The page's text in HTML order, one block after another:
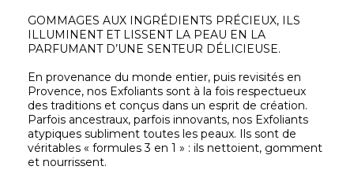
GOMMAGES AUX INGRÉDIENTS PRÉCIEUX, ILS
ILLUMINENT ET LISSENT LA PEAU EN LA
PARFUMANT D’UNE SENTEUR DÉLICIEUSE.
En provenance du monde entier, puis revisités en
Provence, nos Exfoliants sont à la fois respectueux
des traditions et conçus dans un esprit de création.
Parfois ancestraux, parfois innovants, nos Exfoliants
atypiques subliment toutes les peaux. Ils sont de
véritables « formules 3 en 1 » : ils nettoient, gomment
et nourrissent.